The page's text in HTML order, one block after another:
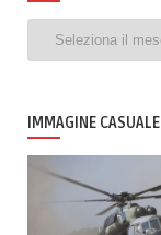
IMMAGINE CASUALE